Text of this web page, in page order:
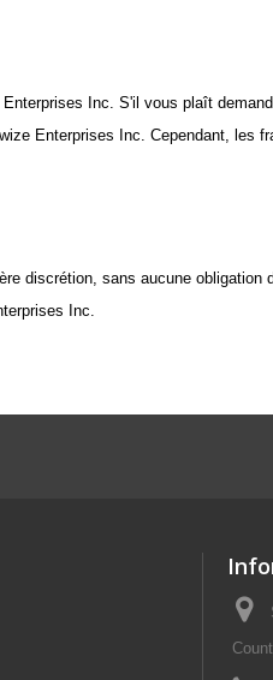
Inc. S'il vous plaît
Enterprises Inc. Cependant, les
discrétion, sans aucune obligation
Inc.